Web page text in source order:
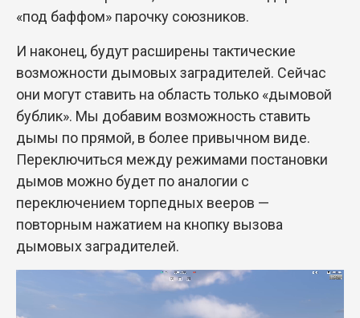
«под баффом» парочку союзников.
И наконец, будут расширены тактические
возможности дымовых заградителей. Сейчас
они могут ставить на область только «дымовой
бублик». Мы добавим возможность ставить
дымы по прямой, в более привычном виде.
Переключиться между режимами постановки
дымов можно будет по аналогии с
переключением торпедных вееров —
повторным нажатием на кнопку вызова
дымовых заградителей.